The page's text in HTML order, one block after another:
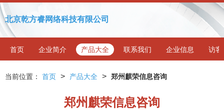
北京乾方睿网络科技有限公司
首页 企业简介 产品大全 联系我们 企业信息 访客
当前位置： 首页 > 产品大全 > 郑州麒荣信息咨询
郑州麒荣信息咨询